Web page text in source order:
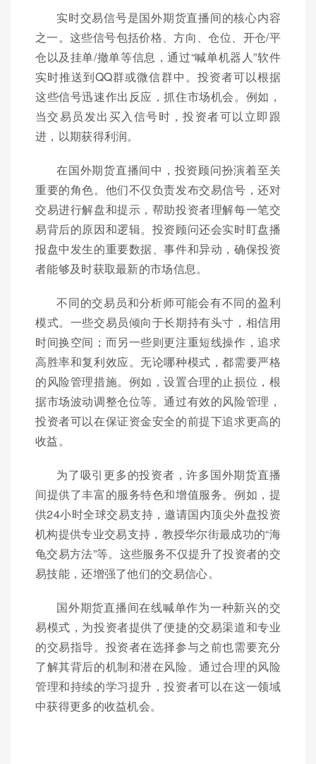
实时交易信号是国外期货直播间的核心内容
之一。这些信号包括价格、方向、仓位、开仓/平
仓以及挂单/撤单等信息，通过“喊单机器人”软件
实时推送到QQ群或微信群中。投资者可以根据
这些信号迅速作出反应，抓住市场机会。例如，
当交易员发出买入信号时，投资者可以立即跟
进，以期获得利润。
在国外期货直播间中，投资顾问扮演着至关
重要的角色。他们不仅负责发布交易信号，还对
交易进行解盘和提示，帮助投资者理解每一笔交
易背后的原因和逻辑。投资顾问还会实时盯盘播
报盘中发生的重要数据、事件和异动，确保投资
者能够及时获取最新的市场信息。
不同的交易员和分析师可能会有不同的盈利
模式。一些交易员倾向于长期持有头寸，相信用
时间换空间；而另一些则更注重短线操作，追求
高胜率和复利效应。无论哪种模式，都需要严格
的风险管理措施。例如，设置合理的止损位，根
据市场波动调整仓位等。通过有效的风险管理，
投资者可以在保证资金安全的前提下追求更高的
收益。
为了吸引更多的投资者，许多国外期货直播
间提供了丰富的服务特色和增值服务。例如，提
供24小时全球交易支持，邀请国内顶尖外盘投资
机构提供专业交易支持，教授华尔街最成功的“海
龟交易方法”等。这些服务不仅提升了投资者的交
易技能，还增强了他们的交易信心。
国外期货直播间在线喊单作为一种新兴的交
易模式，为投资者提供了便捷的交易渠道和专业
的交易指导。投资者在选择参与之前也需要充分
了解其背后的机制和潜在风险。通过合理的风险
管理和持续的学习提升，投资者可以在这一领域
中获得更多的收益机会。